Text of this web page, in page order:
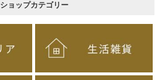
ショップカテゴリー